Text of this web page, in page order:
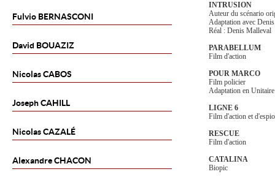
Fulvio BERNASCONI
David BOUAZIZ
NicolasCABOS
JosephCAHILL
NicolasCAZALÉ
AlexandreCHACON
INTRUSION
Auteur du scénario
Adaptation avec
Réal : Denis Malleval
PARABELLUM
Film d'action
POUR MARCO
Film policier
Adaptation en
LIGNE 6
Film d'action et
RESCUE
Film d'action
CATALINA
Biopic